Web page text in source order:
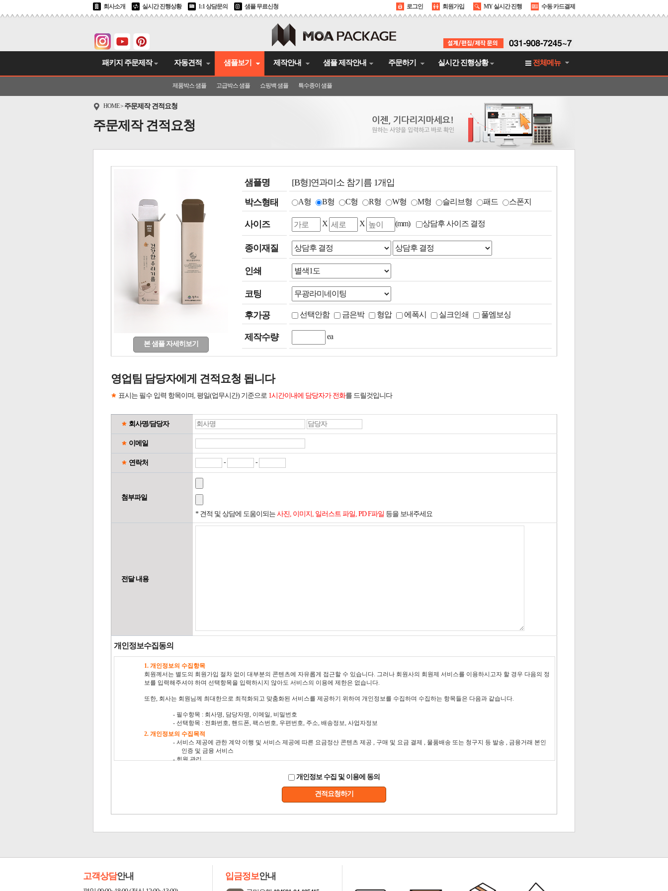
회사소개 실시간 진행상황 1:1 상담문의 샘플 무료신청 로그인 회원가입 MY 실시간 진행 수동 카드결제
전체메뉴
패키지 주문제작 자동견적 샘플보기
제품박스 샘플 고급박스 샘플 쇼핑백 샘플 특수종이 샘플
제작안내 샘플 제작안내 주문하기 실시간 진행상황
HOME> 주문제작 견적요청
주문제작 견적요청
본 샘플 자세히보기
샘플명
[B형]연과미소 참기름 1개입
박스형태
A형 B형 C형 R형 W형 M형 슬리브형 패드 스폰지
사이즈 X X (mm) 상담후 사이즈 결정
종이재질
인쇄
코팅
후가공 선택안함 금은박 형압 에폭시 실크인쇄 풀엠보싱
제작수량 ea
영업팀 담당자에게 견적요청 됩니다
표시는 필수 입력 항목이며, 평일(업무시간) 기준으로 1시간이내에 담당자가 전화를 드릴것입니다
회사명/담당자
이메일
연락처 - -
첨부파일
* 견적 및 상담에 도움이되는 사진, 이미지, 일러스트 파일, PD F파일 등을 보내주세요
전달 내용
개인정보수집동의
개인정보 수집 및 이용에 동의
견적요청하기
고객상담안내 입금정보안내